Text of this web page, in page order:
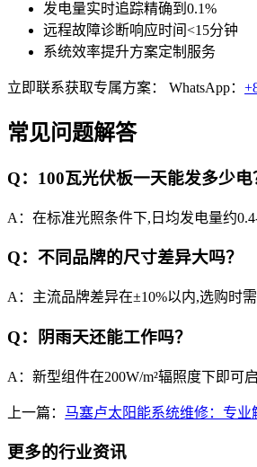
发电量实时追踪精确到0.1%
远程故障诊断响应时间<15分钟
系统效率提升方案定制服务
立即联系获取专属方案： WhatsApp：
常见问题解答
Q：100瓦光伏板一天能发多少电
A：在标准光照条件下,日均发电量约
Q：不同品牌的尺寸差异大吗？
A：主流品牌差异在±10%以内,选购时
Q：阴雨天还能工作吗？
A：新型组件在200W/m²辐照度下即可
上一篇： 马塞卢太阳能系统维修：专
更多的行业资讯